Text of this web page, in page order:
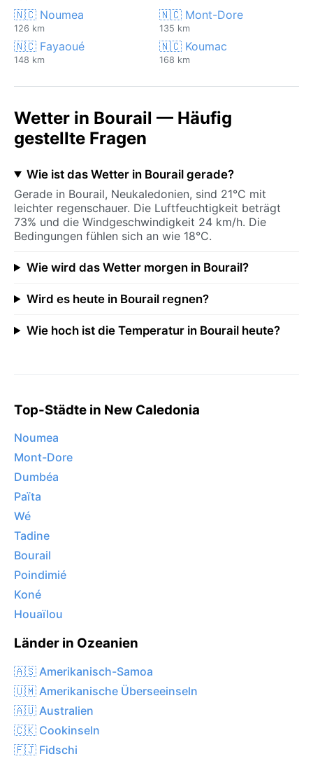
🇳🇨 Noumea
126 km
🇳🇨 Mont-Dore
135 km
🇳🇨 Fayaoué
148 km
🇳🇨 Koumac
168 km
Wetter in Bourail — Häufig
gestellte Fragen
Wie ist das Wetter in Bourail gerade?
Gerade in Bourail, Neukaledonien, sind 21°C mit
leichter regenschauer. Die Luftfeuchtigkeit beträgt
73% und die Windgeschwindigkeit 24 km/h. Die
Bedingungen fühlen sich an wie 18°C.
Wie wird das Wetter morgen in Bourail?
Wird es heute in Bourail regnen?
Wie hoch ist die Temperatur in Bourail heute?
Top-Städte in New Caledonia
Noumea
Mont-Dore
Dumbéa
Païta
Wé
Tadine
Bourail
Poindimié
Koné
Houaïlou
Länder in Ozeanien
🇦🇸 Amerikanisch-Samoa
🇺🇲 Amerikanische Überseeinseln
🇦🇺 Australien
🇨🇰 Cookinseln
🇫🇯 Fidschi